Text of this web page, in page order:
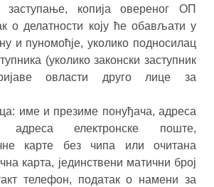
заступање, копија овереног ОП
о делатности коју ће обављати у
и пуномоћје, уколико подносилац
(уколико законски заступник
овласти друго лице за
име и презиме понуђача, адреса
адреса електронске поште,
карте без чипа или очитана
карта, јединствени матични број
телефон, податак о намени за